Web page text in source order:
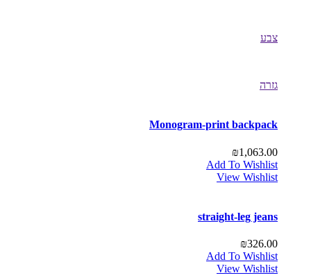
צבע
גזרה
Monogram-print backpack
₪1,063.00
Add To Wishlist
View Wishlist
straight-leg jeans
₪326.00
Add To Wishlist
View Wishlist